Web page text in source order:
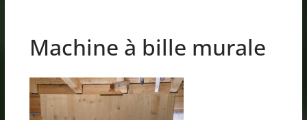
Machine à bille murale